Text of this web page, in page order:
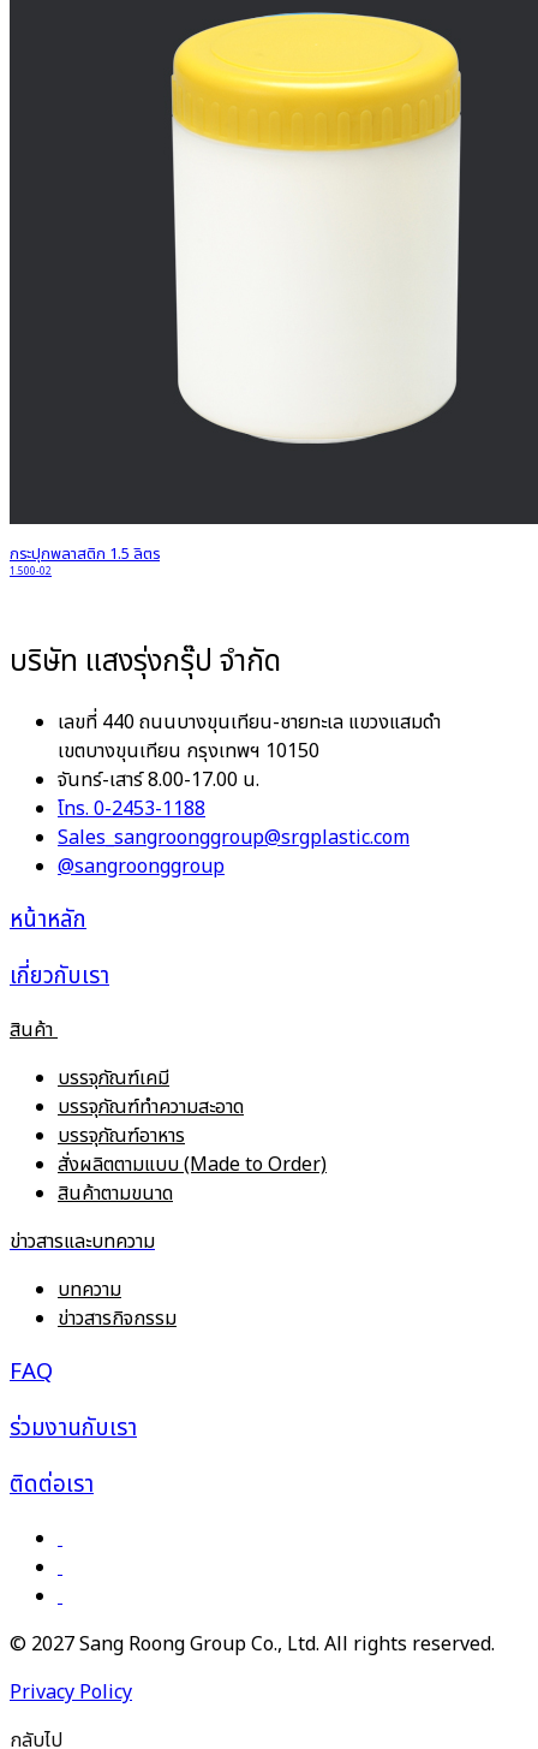
กระปุกพลาสติก 1.5 ลิตร
1.500-02
บริษัท แสงรุ่งกรุ๊ป จำกัด
เลขที่ 440 ถนนบางขุนเทียน-ชายทะเล แขวงแสมดำ
เขตบางขุนเทียน กรุงเทพฯ 10150
จันทร์-เสาร์ 8.00-17.00 น.
โทร. 0-2453-1188
Sales_sangroonggroup@srgplastic.com
@sangroonggroup
หน้าหลัก
เกี่ยวกับเรา
สินค้า
บรรจุภัณฑ์เคมี
บรรจุภัณฑ์ทำความสะอาด
บรรจุภัณฑ์อาหาร
สั่งผลิตตามแบบ (Made to Order)
สินค้าตามขนาด
ข่าวสารและบทความ
บทความ
ข่าวสารกิจกรรม
FAQ
ร่วมงานกับเรา
ติดต่อเรา
© 2027 Sang Roong Group Co., Ltd. All rights reserved.
Privacy Policy
กลับไป